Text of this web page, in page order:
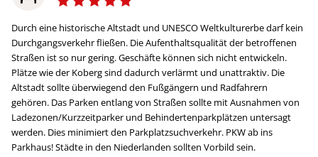
Durch eine historische Altstadt und UNESCO Weltkulturerbe darf kein
Durchgangsverkehr fließen. Die Aufenthaltsqualität der betroffenen
Straßen ist so nur gering. Geschäfte können sich nicht entwickeln.
Plätze wie der Koberg sind dadurch verlärmt und unattraktiv. Die
Altstadt sollte überwiegend den Fußgängern und Radfahrern
gehören. Das Parken entlang von Straßen sollte mit Ausnahmen von
Ladezonen/Kurzzeitparker und Behindertenparkplätzen untersagt
werden. Dies minimiert den Parkplatzsuchverkehr. PKW ab ins
Parkhaus! Städte in den Niederlanden sollten Vorbild sein.